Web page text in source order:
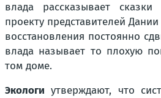
влада рассказывает
проекту представителей
восстановления постоянно
влада называет то плохую
том доме.
Экологи утверждают, что